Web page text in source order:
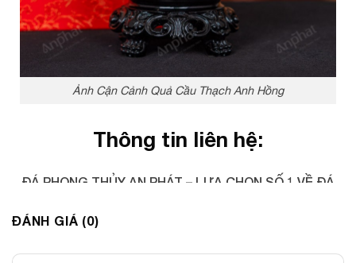
Ảnh Cận Cảnh Quả Cầu Thạch Anh Hồng
Thông tin liên hệ:
ĐÁ PHONG THỦY AN PHÁT – LỰA CHỌN SỐ 1 VỀ ĐÁ
Địa chỉ: 60/69 Bùi Huy Bích, Hoàng Mai, Hà Nội
ĐÁNH GIÁ (0)